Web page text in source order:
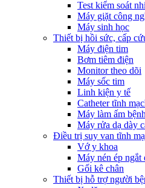
Test kiểm soát
Máy giặt công
Máy sinh học
Thiết bị hồi sức, cấp
Máy điện tim
Bơm tiêm điện
Monitor theo dõi
Máy sốc tim
Linh kiện y tế
Catheter tĩnh
Máy làm ấm
Máy rửa dạ dày
Điều trị suy van tĩnh
Vớ y khoa
Máy nén ép ngắt
Gối kê chân
Thiết bị hỗ trợ người